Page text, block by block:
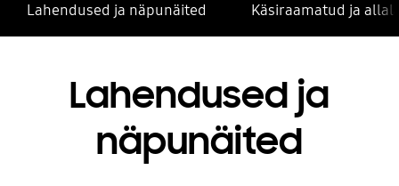
Lahendused ja näpunäited Käsiraamatud ja
Lahendused ja
näpunäited